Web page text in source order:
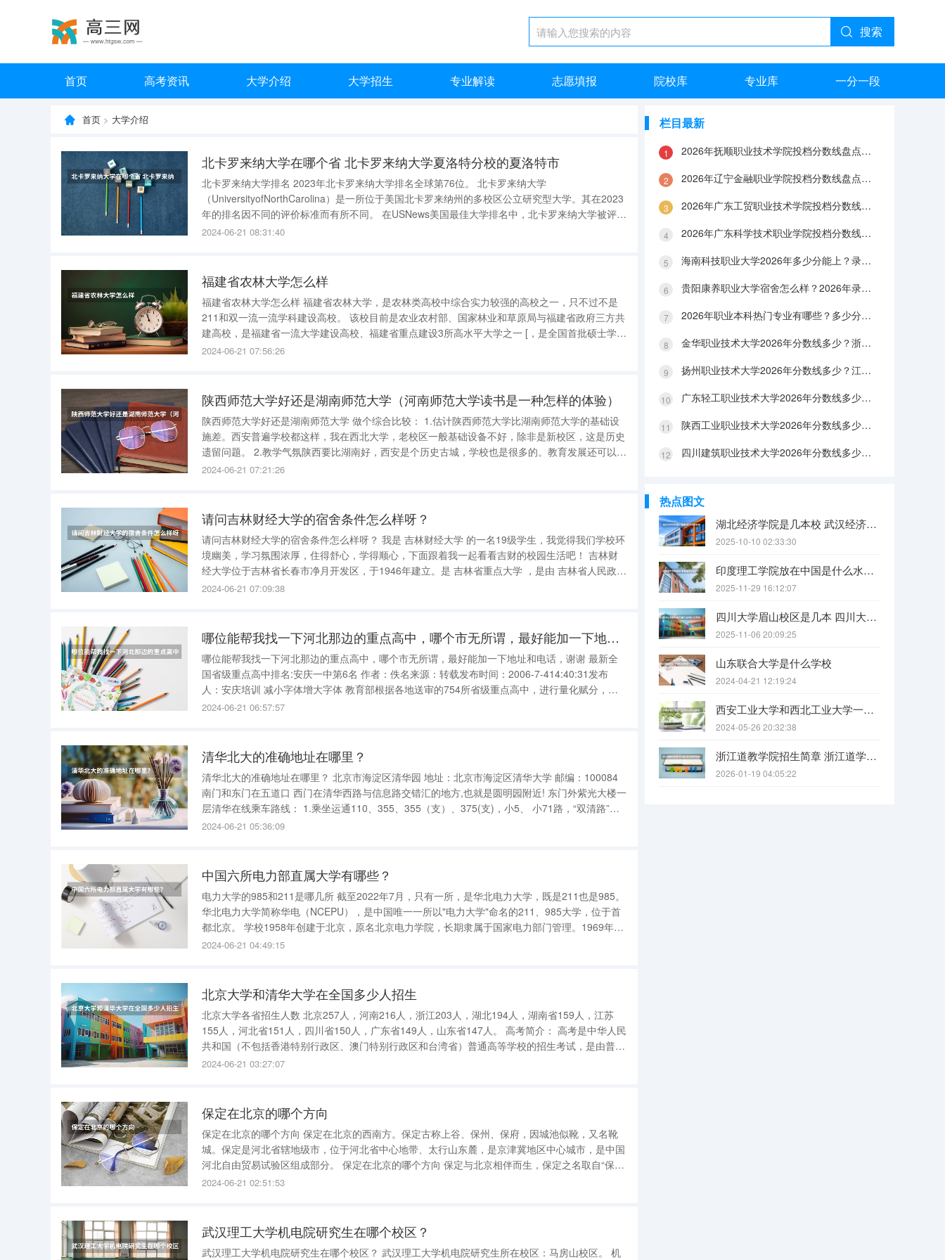
搜索
首页 高考资讯 大学介绍 大学招生 专业解读 志愿填报 院校库 专业库 一分一段
首页 > 大学介绍
北卡罗来纳大学在哪个省 北卡罗来纳大学夏洛特分校的夏洛特市
北卡罗来纳大学排名 2023年北卡罗来纳大学排名全球第76位。 北卡罗来纳大学
（UniversityofNorthCarolina）是一所位于美国北卡罗来纳州的多校区公立研究型大学。其在2023
年的排名因不同的评价标准而有所不同。 在USNews美国最佳大学排名中，北卡罗来纳大学被评为
全美最佳公立大学之一，常年位居全美公立大学前五名。此外，在2023年QS世界大学排名中，北
2024-06-21 08:31:40
福建省农林大学怎么样
福建省农林大学怎么样 福建省农林大学，是农林类高校中综合实力较强的高校之一，只不过不是
211和双一流一流学科建设高校。 该校目前是农业农村部、国家林业和草原局与福建省政府三方共
建高校，是福建省一流大学建设高校、福建省重点建设3所高水平大学之一 [，是全国首批硕士学位
授予单位和全国第二批博士学位授予单位，教育部本科教学工作水平评估优秀高校，入选国家“特
2024-06-21 07:56:26
陕西师范大学好还是湖南师范大学（河南师范大学读书是一种怎样的体验）
陕西师范大学好还是湖南师范大学 做个综合比较： 1.估计陕西师范大学比湖南师范大学的基础设
施差。西安普遍学校都这样，我在西北大学，老校区一般基础设备不好，除非是新校区，这是历史
遗留问题。 2.教学气氛陕西要比湖南好，西安是个历史古城，学校也是很多的。教育发展还可以，
但是可能没有湖南“前卫”，城市因素。比较有名的学校有西安交通大学，陕西师范大学，西安工业
2024-06-21 07:21:26
请问吉林财经大学的宿舍条件怎么样呀？
请问吉林财经大学的宿舍条件怎么样呀？ 我是 吉林财经大学 的一名19级学生，我觉得我们学校环
境幽美，学习氛围浓厚，住得舒心，学得顺心，下面跟着我一起看看吉财的校园生活吧！ 吉林财
经大学位于吉林省长春市净月开发区，于1946年建立。是 吉林省重点大学 ，是由 吉林省人民政府
与国家税务总局共同创立的 双非 一本 财经类院校 。 学校 录取通知书 ，立体纸雕超好看 学校共
2024-06-21 07:09:38
哪位能帮我找一下河北那边的重点高中，哪个市无所谓，最好能加一下地址和电话，谢谢
哪位能帮我找一下河北那边的重点高中，哪个市无所谓，最好能加一下地址和电话，谢谢 最新全
国省级重点高中排名:安庆一中第6名 作者：佚名来源：转载发布时间：2006-7-414:40:31发布
人：安庆培训 减小字体增大字体 教育部根据各地送审的754所省级重点高中，进行量化赋分，评
2024-06-21 06:57:57
清华北大的准确地址在哪里？
清华北大的准确地址在哪里？ 北京市海淀区清华园 地址：北京市海淀区清华大学 邮编：100084
南门和东门在五道口 西门在清华西路与信息路交错汇的地方,也就是圆明园附近! 东门外紫光大楼一
层清华在线乘车路线： 1.乘坐运通110、355、355（支）、375(支)，小5、 小71路，“双清路”站
2024-06-21 05:36:09
中国六所电力部直属大学有哪些？
电力大学的985和211是哪几所 截至2022年7月，只有一所，是华北电力大学，既是211也是985。
华北电力大学简称华电（NCEPU），是中国唯一一所以"电力大学"命名的211、985大学，位于首
都北京。 学校1958年创建于北京，原名北京电力学院，长期隶属于国家电力部门管理。1969年，
2024-06-21 04:49:15
北京大学和清华大学在全国多少人招生
北京大学各省招生人数 北京257人，河南216人，浙江203人，湖北194人，湖南省159人，江苏
155人，河北省151人，四川省150人，广东省149人，山东省147人。 高考简介： 高考是中华人民
共和国（不包括香港特别行政区、澳门特别行政区和台湾省）普通高等学校的招生考试，是由普通
高中毕业生和具有同等学力的考生参加的选拔性考试。普通高考于每年的6月7、8日举行，部分地
2024-06-21 03:27:07
保定在北京的哪个方向
保定在北京的哪个方向 保定在北京的西南方。保定古称上谷、保州、保府，因城池似靴，又名靴
城。保定是河北省辖地级市，位于河北省中心地带、太行山东麓，是京津冀地区中心城市，是中国
河北自由贸易试验区组成部分。 保定在北京的哪个方向 保定与北京相伴而生，保定之名取自“保卫
大都，安定天下”。保定与北京、天津构成黄金三角，历来为京畿重地和“首都南大门”。 保定是国
2024-06-21 02:51:53
武汉理工大学机电院研究生在哪个校区？
武汉理工大学机电院研究生在哪个校区？ 武汉理工大学机电院研究生所在校区：马房山校区。 机
栏目最新
2026年抚顺职业技术学院投档分数线盘点：录取分数、生活与就业指南
2026年辽宁金融职业学院投档分数线盘点：录取分数、生活与就业指南
2026年广东工贸职业技术学院投档分数线盘点：录取分数、生活与就业指南
2026年广东科学技术职业学院投档分数线盘点：录取分数、生活与就业指南
海南科技职业大学2026年多少分能上？录取分数线与生活成本解答
贵阳康养职业大学宿舍怎么样？2026年录取分数、费用及入学手续
2026年职业本科热门专业有哪些？多少分能上？绿牌专业有哪些？
金华职业技术大学2026年分数线多少？浙江考生563分能上吗？机械专业好就业吗？
扬州职业技术大学2026年分数线多少？江苏考生528分能上吗？医养照护好就业吗？
广东轻工职业技术大学2026年分数线多少？广东考生542分能上吗？
陕西工业职业技术大学2026年分数线多少？陕西考生355分能上吗？机械专业好就业吗？
四川建筑职业技术大学2026年分数线多少？四川考生510分能上吗？建筑专业好就业吗？
热点图文
湖北经济学院是几本校 武汉经济学院是几本
2025-10-10 02:33:30
印度理工学院放在中国是什么水平？
2025-11-29 16:12:07
四川大学眉山校区是几本 四川大学锦江学院是几本？咋样？
2025-11-06 20:09:25
山东联合大学是什么学校
2024-04-21 12:19:24
西安工业大学和西北工业大学一样吗
2024-05-26 20:32:38
浙江道教学院招生简章 浙江道学院报考条件要求
2026-01-19 04:05:22